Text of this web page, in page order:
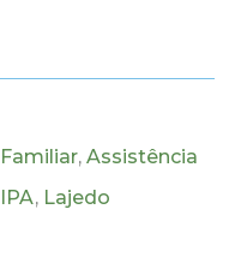
,Assistência
IPA, Lajedo